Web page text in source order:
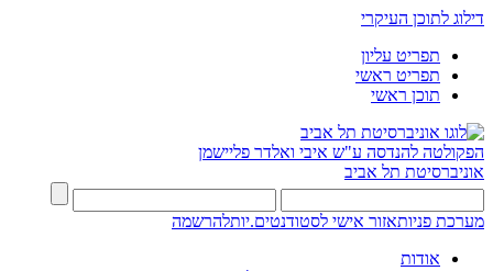
דילוג לתוכן העיקרי
תפריט עליון
תפריט ראשי
תוכן ראשי
הפקולטה להנדסה ע"ש איבי ואלדר פליישמן
אוניברסיטת תל אביב
מערכת פניותאזור אישי לסטודנטים.יותלהרשמה
אודות